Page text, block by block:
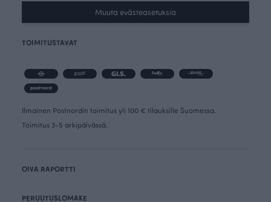
Muuta evästeasetuksia
TOIMITUSTAVAT
Ilmainen Postnordin toimitus yli 100 € tilauksille Suomessa.
Toimitus 3-5 arkipäivässä.
OIVA RAPORTTI
PERUUTUSLOMAKE